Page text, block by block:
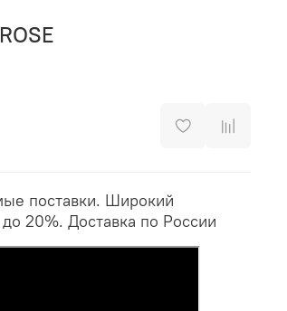
поставки. Широкий
20%. Доставка по России